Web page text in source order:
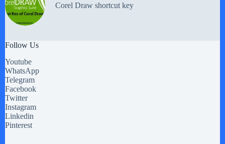
Corel Draw shortcut key
Follow Us
Youtube
WhatsApp
Telegram
Facebook
Twitter
Instagram
Linkedin
Pinterest